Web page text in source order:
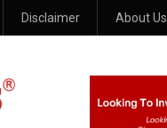
Disclaimer About Us